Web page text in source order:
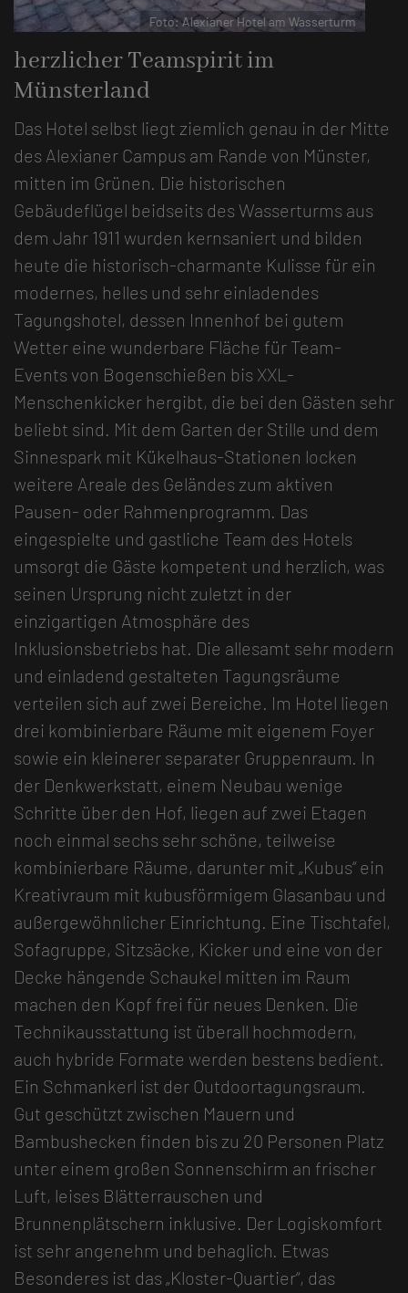
Foto: Alexianer Hotel am Wasserturm
herzlicher Teamspirit im
Münsterland
Das Hotel selbst liegt ziemlich genau in der Mitte
des Alexianer Campus am Rande von Münster,
mitten im Grünen. Die historischen
Gebäudeflügel beidseits des Wasserturms aus
dem Jahr 1911 wurden kernsaniert und bilden
heute die historisch-charmante Kulisse für ein
modernes, helles und sehr einladendes
Tagungshotel, dessen Innenhof bei gutem
Wetter eine wunderbare Fläche für Team-
Events von Bogenschießen bis XXL-
Menschenkicker hergibt, die bei den Gästen sehr
beliebt sind. Mit dem Garten der Stille und dem
Sinnespark mit Kükelhaus-Stationen locken
weitere Areale des Geländes zum aktiven
Pausen- oder Rahmenprogramm. Das
eingespielte und gastliche Team des Hotels
umsorgt die Gäste kompetent und herzlich, was
seinen Ursprung nicht zuletzt in der
einzigartigen Atmosphäre des
Inklusionsbetriebs hat. Die allesamt sehr modern
und einladend gestalteten Tagungsräume
verteilen sich auf zwei Bereiche. Im Hotel liegen
drei kombinierbare Räume mit eigenem Foyer
sowie ein kleinerer separater Gruppenraum. In
der Denkwerkstatt, einem Neubau wenige
Schritte über den Hof, liegen auf zwei Etagen
noch einmal sechs sehr schöne, teilweise
kombinierbare Räume, darunter mit „Kubus“ ein
Kreativraum mit kubusförmigem Glasanbau und
außergewöhnlicher Einrichtung. Eine Tischtafel,
Sofagruppe, Sitzsäcke, Kicker und eine von der
Decke hängende Schaukel mitten im Raum
machen den Kopf frei für neues Denken. Die
Technikausstattung ist überall hochmodern,
auch hybride Formate werden bestens bedient.
Ein Schmankerl ist der Outdoortagungsraum.
Gut geschützt zwischen Mauern und
Bambushecken finden bis zu 20 Personen Platz
unter einem großen Sonnenschirm an frischer
Luft, leises Blätterrauschen und
Brunnenplätschern inklusive. Der Logiskomfort
ist sehr angenehm und behaglich. Etwas
Besonderes ist das „Kloster-Quartier“, das